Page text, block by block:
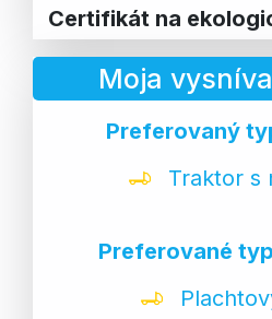
Certifikát na
Moja
Preferovaný
Traktor s
Preferované